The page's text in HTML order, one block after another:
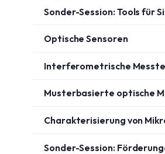
Sonder-Session: Tools für
Optische Sensoren
Interferometrische
Musterbasierte optische
Charakterisierung von
Sonder-Session: